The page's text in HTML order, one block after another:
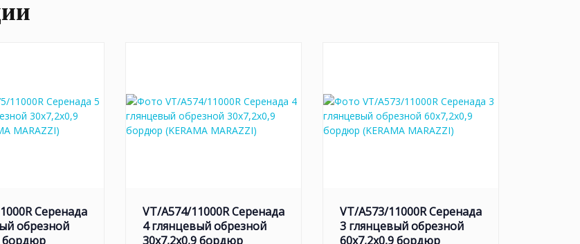
Серенада
обрезной
бордюр
VT/A574/11000R Серенада
4 глянцевый обрезной
30x7,2x0,9 бордюр
VT/A573/11000R Серенада
3 глянцевый обрезной
60x7,2x0,9 бордюр